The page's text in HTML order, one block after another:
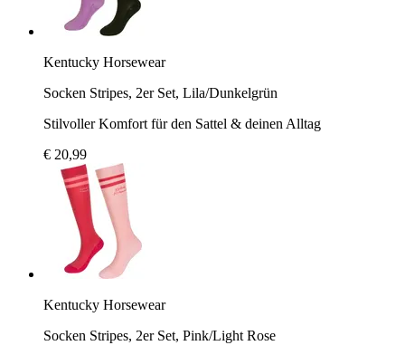
Kentucky Horsewear
Socken Stripes, 2er Set, Lila/Dunkelgrün
Stilvoller Komfort für den Sattel & deinen Alltag
€ 20,99
Kentucky Horsewear
Socken Stripes, 2er Set, Pink/Light Rose